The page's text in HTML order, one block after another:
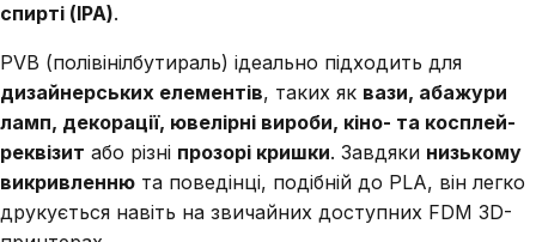
спирті (IPA).
PVB (полівінілбутираль) ідеально підходить для
дизайнерських елементів, таких як вази, абажури
ламп, декорації, ювелірні вироби, кіно- та косплей-
реквізит або різні прозорі кришки. Завдяки низькому
викривленню та поведінці, подібній до PLA, він легко
друкується навіть на звичайних доступних FDM 3D-